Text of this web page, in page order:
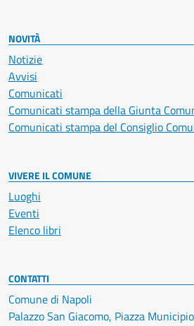
NOVITÀ
Notizie
Avvisi
Comunicati
Comunicati stampa della Giunta
Comunicati stampa del Consiglio
VIVERE IL COMUNE
Luoghi
Eventi
Elenco libri
CONTATTI
Comune di Napoli
Palazzo San Giacomo, Piazza